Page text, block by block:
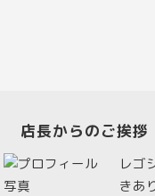
店長からのご挨拶
レゴ
きあ